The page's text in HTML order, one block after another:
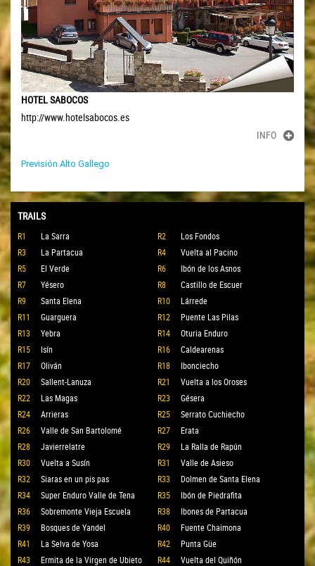
HOTEL SABOCOS
http://www.hotelsabocos.es
INFO
Previsión Alto Gallego
TRAILS
R1 La Sarra R2
Los Fondos
R3
La Partacua R4
Vuelta al Pacino
R5
El Verde R6
Ibón de los Asnos
R7
Yésero R8
Castillo de Escuer
R9
Santa Elena R10
Lárrede
R11
Guarguera R12
Puente Las Pilas
R13
Yebra R14
Oturia Enduro
R15
Isín R16
Caldearenas
R17
Oliván R18
Ibonciecho
R20
Sallent-Lanuza R21
Vuelta a los Oroses
R22
Las Magas R23
Gésera
R24
Arrieras R25
Serrato Cuchiecho
R26
Valle de San Bartolomé R27
Erata
R28
Javierrelatre R29
La Ralla de Rapún
R30
Vuelta a Susín R31
Valle de Asieso
R32
Siaras en un pis pas R33
Dolmen de Santa Elena
R34
Super Enduro Valle de Tena R35
Ibón de Piedrafita
R36
Sobremonte Vieja Escuela R38
Ibones de Partacua
R39
Bosques de Yandel R40
Fuente Chaimona
R41
La Selva de Yosa R42
Punta Güe
R43
Ermita de la Virgen de Ubieto R44 Vuelta del Quiñón